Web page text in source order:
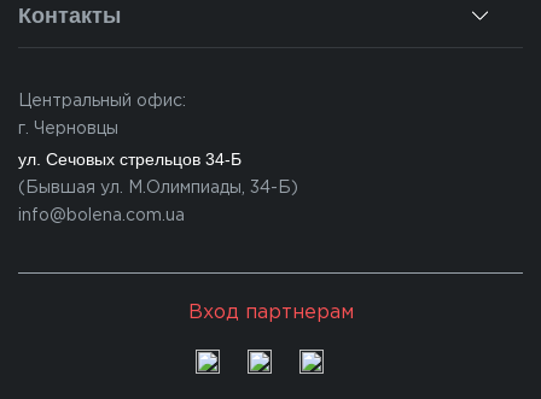
Новости
Для партнеров
Контакты
Ивано-Франковск
Львов
Закарпатье
Центральный офис:
г. Черновцы
ул. Сечовых стрельцов 34-Б
(Бывшая ул. М.Олимпиады, 34-Б)
info@bolena.com.ua
Вход партнерам